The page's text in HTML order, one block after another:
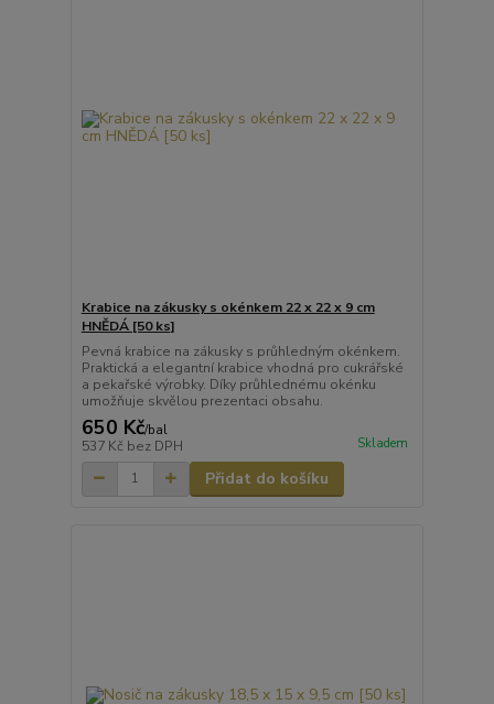
Krabice na zákusky s okénkem 22 x 22 x 9 cm
HNĚDÁ [50 ks]
Pevná krabice na zákusky s průhledným okénkem.
Praktická a elegantní krabice vhodná pro cukrářské
a pekařské výrobky. Díky průhlednému okénku
umožňuje skvělou prezentaci obsahu.
650 Kč/bal
537 Kč bez DPH Skladem
Přidat do košíku